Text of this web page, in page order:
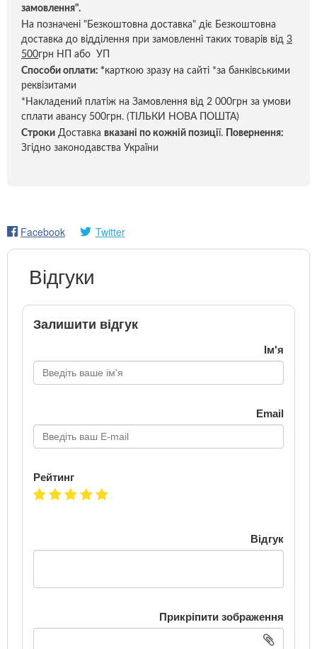
замовлення".
На позначені "Безкоштовна доставка" діє Безкоштовна
доставка до відділення при замовленні таких товарів від 3
500грн НП або УП
Способи оплати: *карткою зразу на сайті *за банківськими
реквізитами
*Накладений платіж на Замовлення від 2 000грн за умови
сплати авансу 500грн. (ТІЛЬКИ НОВА ПОШТА)
Строки Доставка вказані по кожній позиції.
Повернення:
Згідно законодавства України
Facebook Twitter
Відгуки
Залишити відгук
Ім'я
Email
Рейтинг
Відгук
Прикріпити зображення